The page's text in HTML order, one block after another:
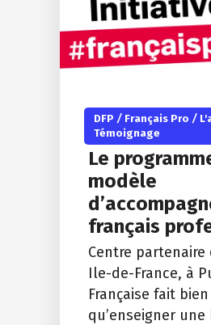
DFP / Français Pro /
Témoignage
Le
modèle
français
Centre partenaire
Ile-de-France, à
Française fait
qu’enseigner